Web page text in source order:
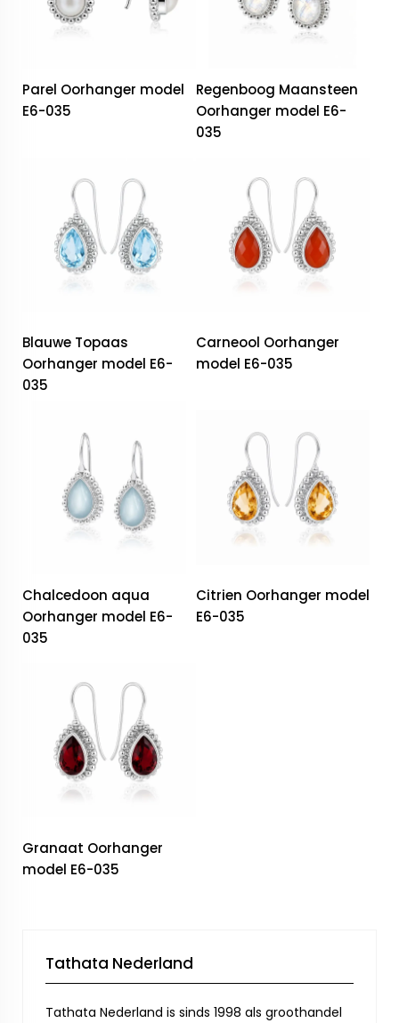
Parel Oorhanger model
E6-035
Regenboog Maansteen
Oorhanger model E6-
035
Blauwe Topaas
Oorhanger model E6-
035
Carneool Oorhanger
model E6-035
Chalcedoon aqua
Oorhanger model E6-
035
Citrien Oorhanger model
E6-035
Granaat Oorhanger
model E6-035
Tathata Nederland
Tathata Nederland is sinds 1998 als groothandel